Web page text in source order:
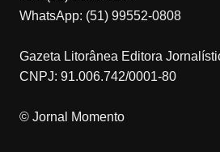
WhatsApp: (51) 99552-0808
Gazeta Litorânea Editora
CNPJ: 91.006.742/0001-80
© Jornal Momento